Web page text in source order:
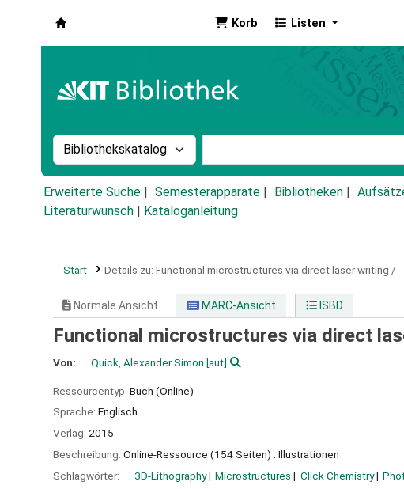
Korb Listen
Suche im Katalog nach:
Erweiterte Suche Semesterapparate Bibliotheken
Literaturwunsch
Kataloganleitung
Start Details zu: Functional microstructures via direct laser writing /
Normale Ansicht MARC-Ansicht ISBD
Functional microstructures via direct
Von: Quick, Alexander Simon [aut]
Ressourcentyp: Buch (Online)
Sprache: Englisch
Verlag: 2015
Beschreibung: Online-Ressource (154 Seiten) : Illustrationen
Schlagwörter:
3D-Lithography Microstructures Click Chemistry